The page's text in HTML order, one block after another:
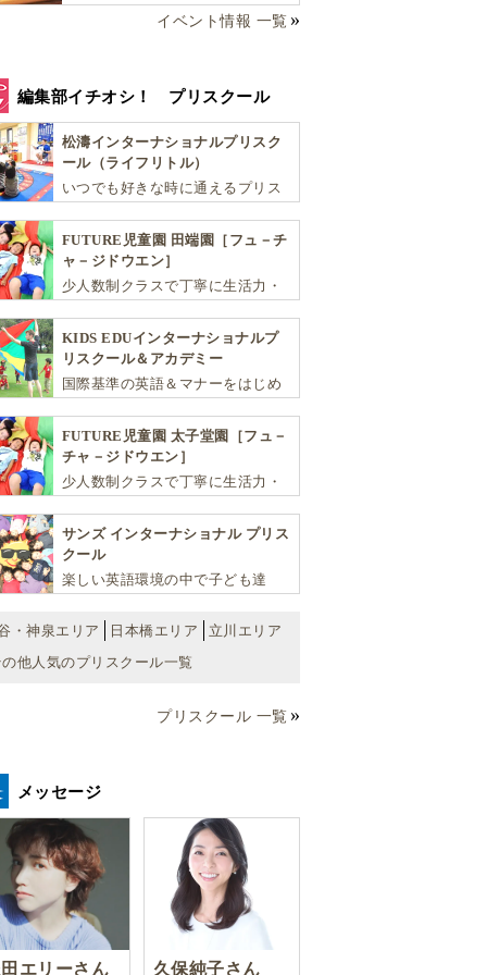
イベント情報 一覧
編集部イチオシ！ プリスクール
松濤インターナショナルプリスク
ール（ライフリトル）
いつでも好きな時に通えるプリス
性を尊重し、想像力豊かな感性、
自ら進んで学ぶこと、考える力を
育みます
FUTURE児童園 田端園［フュ－チ
ャ－ジドウエン］
少人数制クラスで丁寧に生活力・
能性を広げます！
KIDS EDUインターナショナルプ
リスクール＆アカデミー
国際基準の英語＆マナーをはじめ
としての多様な資質を育む「KIDS
EDU（キッズ・エデュ）」は幼児
から小学生まで一貫して学べる充
実のカリキュラムが魅力です
FUTURE児童園 太子堂園［フュ－
チャ－ジドウエン］
少人数制クラスで丁寧に生活力・
能性を広げます！
サンズ インターナショナル プリス
クール
楽しい英語環境の中で子ども達
を育む少人数制のアットホームな
スクールです
・神泉エリア 日本橋エリア
立川エリア
の他人気のプリスクール一覧
プリスクール 一覧
メッセージ
エリーさん 久保純子さん